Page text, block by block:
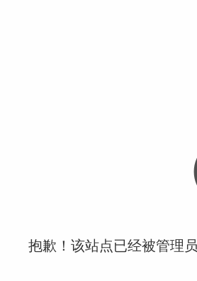
抱歉！该站点已经被管理